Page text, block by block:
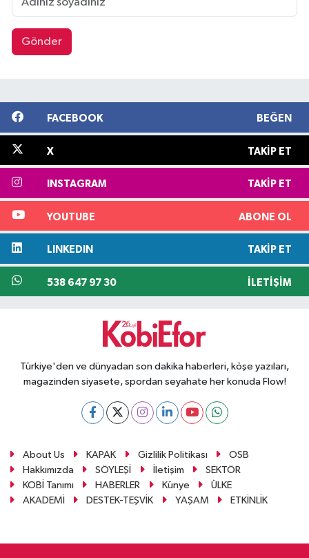
Gönder
FACEBOOK BEĞEN
X TAKIP ET
INSTAGRAM TAKIP ET
YOUTUBE ABONE OL
LINKEDIN TAKIP ET
538 647 97 30 İLETIŞIM
Türkiye'den ve dünyadan son dakika haberleri, köşe yazıları,
magazinden siyasete, spordan seyahate her konuda Flow!
About Us KAPAK Gizlilik Politikası
OSB
Hakkımızda
SÖYLEŞİ İletişim
SEKTÖR
KOBİ Tanımı
HABERLER Künye
ÜLKE
AKADEMİ
DESTEK-TEŞVİK YAŞAM ETKİNLİK